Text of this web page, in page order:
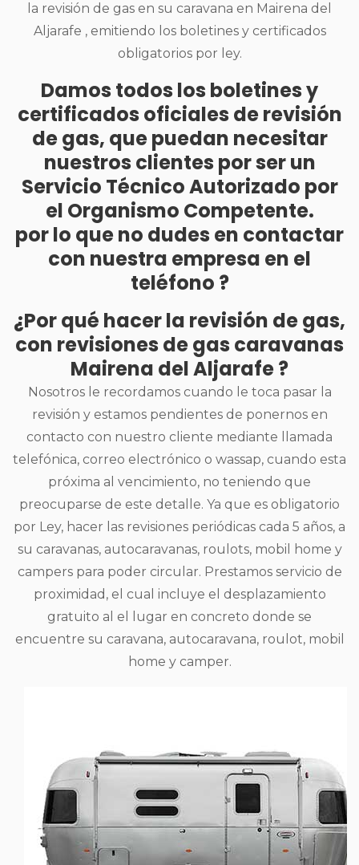
la revisión de gas en su caravana en Mairena del
Aljarafe , emitiendo los boletines y certificados
obligatorios por ley.
Damos todos los boletines y
certificados oficiales de revisión
de gas, que puedan necesitar
nuestros clientes por ser un
Servicio Técnico Autorizado por
el Organismo Competente.
por lo que no dudes en contactar
con nuestra empresa en el
teléfono ?
¿Por qué hacer la revisión de gas,
con revisiones de gas caravanas
Mairena del Aljarafe ?
Nosotros le recordamos cuando le toca pasar la
revisión y estamos pendientes de ponernos en
contacto con nuestro cliente mediante llamada
telefónica, correo electrónico o wassap, cuando esta
próxima al vencimiento, no teniendo que
preocuparse de este detalle. Ya que es obligatorio
por Ley, hacer las revisiones periódicas cada 5 años, a
su caravanas, autocaravanas, roulots, mobil home y
campers para poder circular. Prestamos servicio de
proximidad, el cual incluye el desplazamiento
gratuito al el lugar en concreto donde se
encuentre su caravana, autocaravana, roulot, mobil
home y camper.